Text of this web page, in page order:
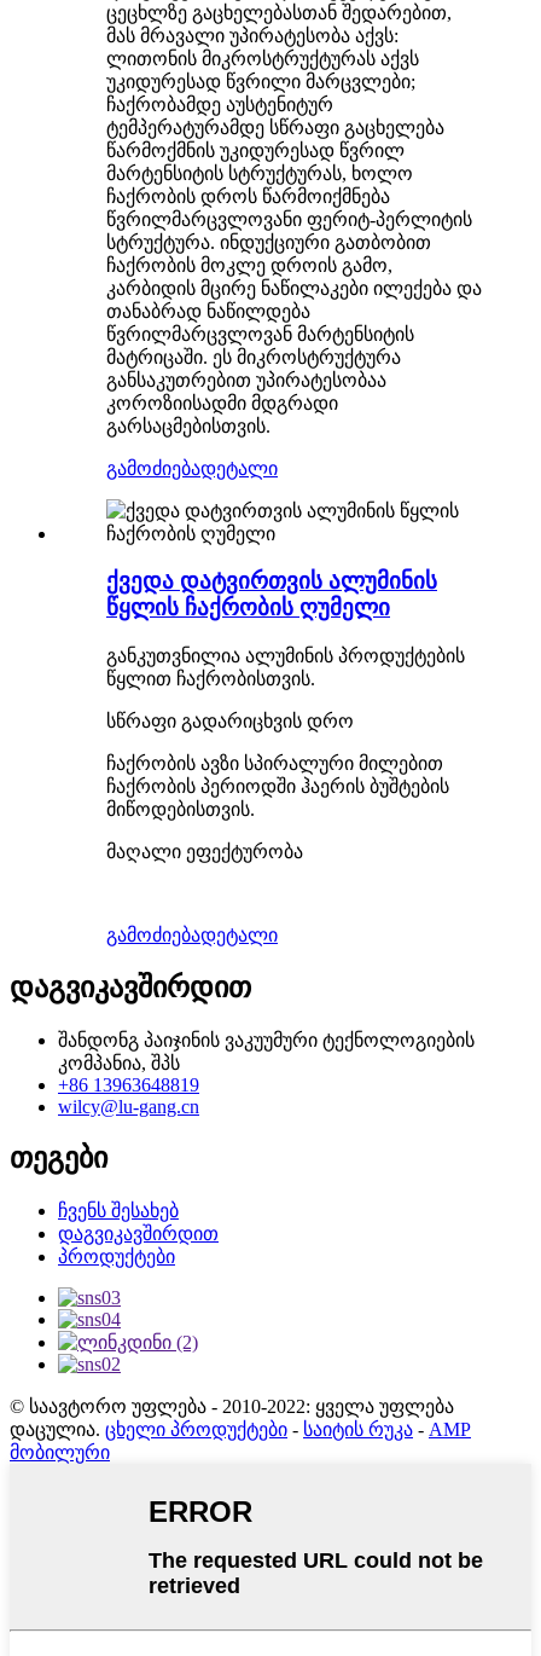
ცეცხლზე გაცხელებასთან შედარებით,
მას მრავალი უპირატესობა აქვს:
ლითონის მიკროსტრუქტურას აქვს
უკიდურესად წვრილი მარცვლები;
ჩაქრობამდე აუსტენიტურ
ტემპერატურამდე სწრაფი გაცხელება
წარმოქმნის უკიდურესად წვრილ
მარტენსიტის სტრუქტურას, ხოლო
ჩაქრობის დროს წარმოიქმნება
წვრილმარცვლოვანი ფერიტ-პერლიტის
სტრუქტურა. ინდუქციური გათბობით
ჩაქრობის მოკლე დროის გამო,
კარბიდის მცირე ნაწილაკები ილექება და
თანაბრად ნაწილდება
წვრილმარცვლოვან მარტენსიტის
მატრიცაში. ეს მიკროსტრუქტურა
განსაკუთრებით უპირატესობაა
კოროზიისადმი მდგრადი
გარსაცმებისთვის.
გამოძიებადეტალი
ქვედა დატვირთვის ალუმინის
წყლის ჩაქრობის ღუმელი
განკუთვნილია ალუმინის პროდუქტების
წყლით ჩაქრობისთვის.
სწრაფი გადარიცხვის დრო
ჩაქრობის ავზი სპირალური მილებით
ჩაქრობის პერიოდში ჰაერის ბუშტების
მიწოდებისთვის.
მაღალი ეფექტურობა
გამოძიებადეტალი
დაგვიკავშირდით
შანდონგ პაიჯინის ვაკუუმური ტექნოლოგიების
კომპანია, შპს
+86 13963648819
wilcy@lu-gang.cn
თეგები
ჩვენს შესახებ
დაგვიკავშირდით
პროდუქტები
© საავტორო უფლება - 2010-2022: ყველა უფლება
დაცულია. ცხელი პროდუქტები - საიტის რუკა - AMP
მობილური